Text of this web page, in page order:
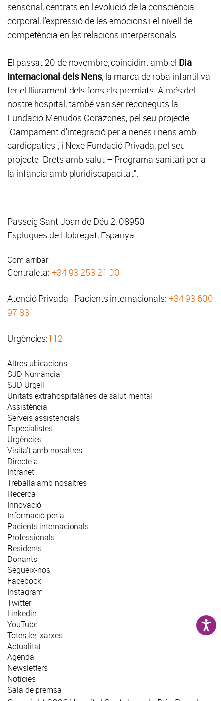
sensorial, centrats en l'evolució de la consciència
corporal, l'expressió de les emocions i el nivell de
competència en les relacions interpersonals.
El passat 20 de novembre, coincidint amb el Dia
Internacional dels Nens, la marca de roba infantil va
fer el lliurament dels fons als premiats. A més del
nostre hospital, també van ser reconeguts la
Fundació Menudos Corazones, pel seu projecte
"Campament d'integració per a nenes i nens amb
cardiopaties", i Nexe Fundació Privada, pel seu
projecte "Drets amb salut – Programa sanitari per a
la infància amb pluridiscapacitat".
Passeig Sant Joan de Déu 2, 08950
Esplugues de Llobregat, Espanya
Com arribar
Centraleta: +34 93 253 21 00
Atenció Privada - Pacients internacionals: +34 93 600
97 83
Urgències:112
Altres ubicacions
SJD Numància
SJD Urgell
Unitats extrahospitalàries de salut mental
Assistència
Serveis assistencials
Especialistes
Urgències
Visita't amb nosaltres
Directe a
Intranet
Treballa amb nosaltres
Recerca
Innovació
Informació per a
Pacients internacionals
Professionals
Residents
Donants
Segueix-nos
Facebook
Instagram
Twitter
Linkedin
YouTube
Totes les xarxes
Actualitat
Agenda
Newsletters
Notícies
Sala de premsa